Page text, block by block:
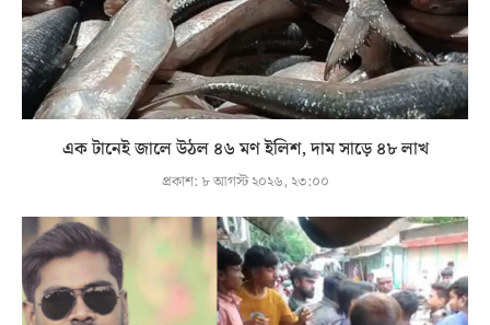
এক টানেই জালে উঠল ৪৬ মণ ইলিশ, দাম সাড়ে ৪৮ লাখ
প্রকাশ: ৮ আগস্ট ২০২৬, ২৩:০০